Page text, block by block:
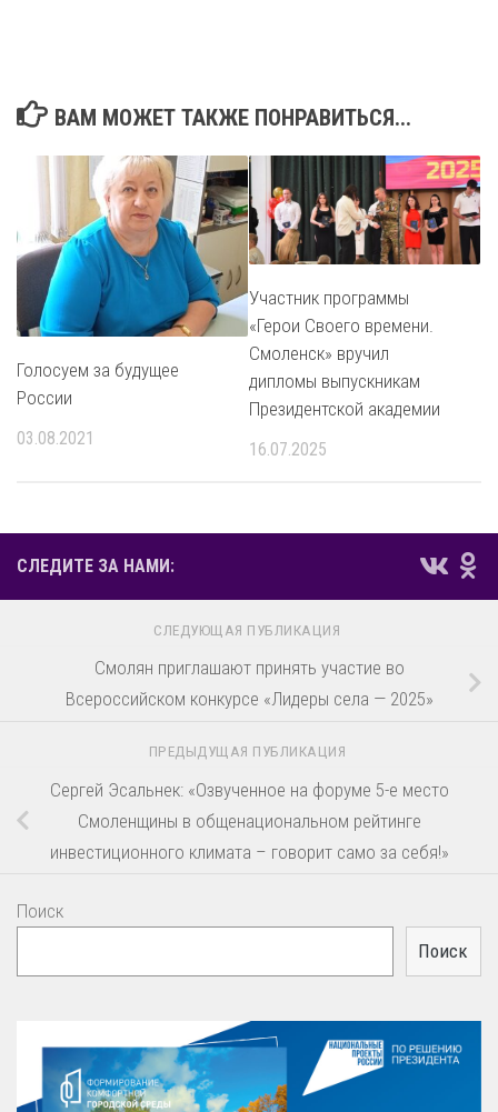
ВАМ МОЖЕТ ТАКЖЕ ПОНРАВИТЬСЯ...
Голосуем за будущее
России
03.08.2021
Участник программы
«Герои Своего времени.
Смоленск» вручил
дипломы выпускникам
Президентской академии
16.07.2025
СЛЕДИТЕ ЗА НАМИ:
СЛЕДУЮЩАЯ ПУБЛИКАЦИЯ
Смолян приглашают принять участие во
Всероссийском конкурсе «Лидеры села — 2025»
ПРЕДЫДУЩАЯ ПУБЛИКАЦИЯ
Сергей Эсальнек: «Озвученное на форуме 5-е место
Смоленщины в общенациональном рейтинге
инвестиционного климата – говорит само за себя!»
Поиск
Поиск